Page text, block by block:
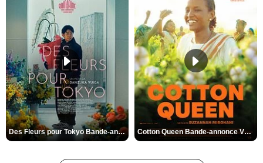
Des Fleurs pour Tokyo Bande-annonce VO STFR Cotton Queen Bande-annonce VO STFR